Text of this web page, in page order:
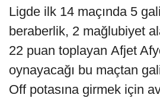
Ligde ilk 14 maçında 5
beraberlik, 2 mağlubiyet
22 puan toplayan Afjet
oynayacağı bu maçtan
Off potasına girmek için